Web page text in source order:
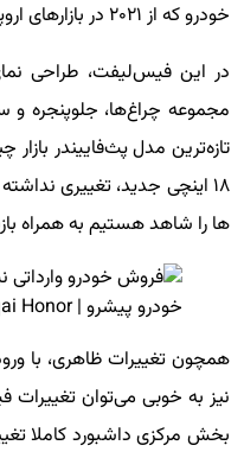
خودرو که از ۲۰۲۱ در بازارهای اروپایی عرضه می‌شود.
در این فیس‌لیفت، طراحی
مجموعه چراغ‌ها، جلوپنجره و
تازه‌ترین مدل پث‌فاییندر
۱۸ اینچی جدید، تغییری
ها را شاهد هستیم به همراه
همچون تغییرات ظاهری، با
بخش مرکزی داشبورد کاملا